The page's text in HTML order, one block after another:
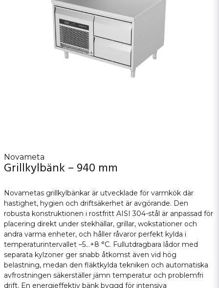
Novameta
Grillkylbänk – 940 mm
Novametas grillkylbänkar är utvecklade för varmkök där
hastighet, hygien och driftsäkerhet är avgörande. Den
robusta konstruktionen i rostfritt AISI 304-stål är anpassad för
placering direkt under stekhällar, grillar, wokstationer och
andra varma enheter, och håller råvaror perfekt kylda i
temperaturintervallet –5…+8 °C. Fullutdragbara lådor med
separata kylzoner ger snabb åtkomst även vid hög
belastning, medan den fläktkylda tekniken och automatiska
avfrostningen säkerställer jämn temperatur och problemfri
drift. En energieffektiv bänk byggd för intensiva